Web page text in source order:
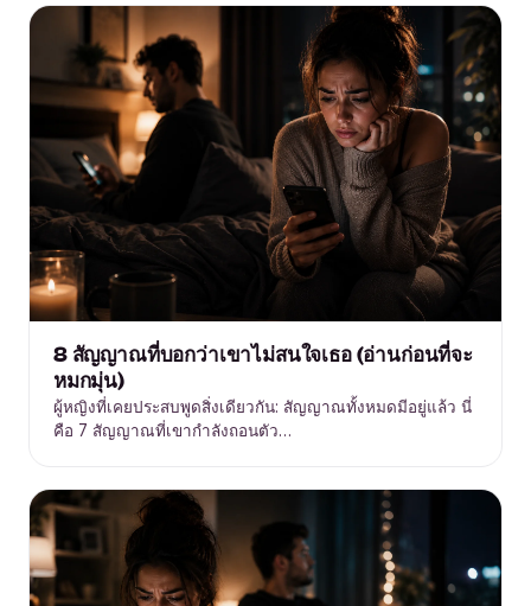
8 สัญญาณที่บอกว่าเขาไม่สนใจเธอ (อ่านก่อนที่จะ
หมกมุ่น)
ผู้หญิงที่เคยประสบพูดสิ่งเดียวกัน: สัญญาณทั้งหมดมีอยู่แล้ว นี่
คือ 7 สัญญาณที่เขากำลังถอนตัว…